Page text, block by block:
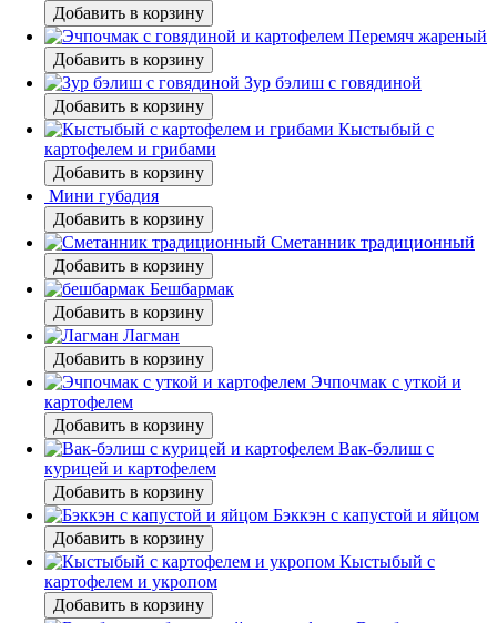
Добавить в корзину
Перемяч жареный
Добавить в корзину
Зур бэлиш с говядиной
Добавить в корзину
Кыстыбый с
картофелем и грибами
Добавить в корзину
Мини губадия
Добавить в корзину
Сметанник традиционный
Добавить в корзину
Бешбармак
Добавить в корзину
Лагман
Добавить в корзину
Эчпочмак с уткой и
картофелем
Добавить в корзину
Вак-бэлиш с
курицей и картофелем
Добавить в корзину
Бэккэн с капустой и яйцом
Добавить в корзину
Кыстыбый с
картофелем и укропом
Добавить в корзину